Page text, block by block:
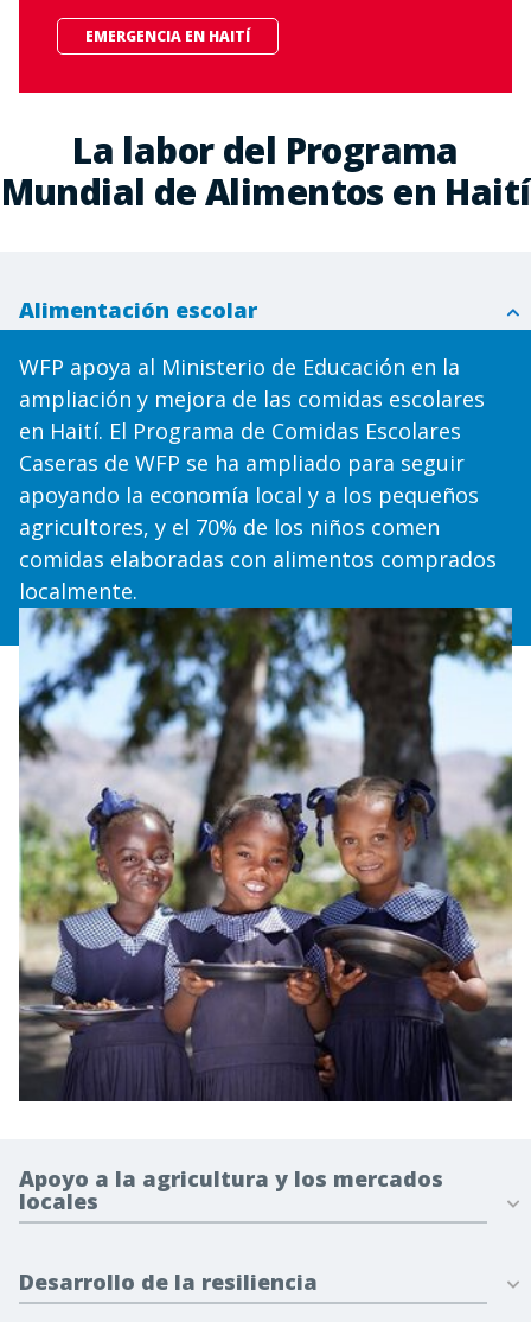
EMERGENCIA EN HAITÍ
La labor del Programa
Mundial de Alimentos en Haití
Alimentación escolar
WFP apoya al Ministerio de Educación en la
ampliación y mejora de las comidas escolares
en Haití. El Programa de Comidas Escolares
Caseras de WFP se ha ampliado para seguir
apoyando la economía local y a los pequeños
agricultores, y el 70% de los niños comen
comidas elaboradas con alimentos comprados
localmente.
Apoyo a la agricultura y los mercados
locales
Desarrollo de la resiliencia